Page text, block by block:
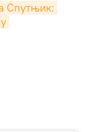
Спутњик: